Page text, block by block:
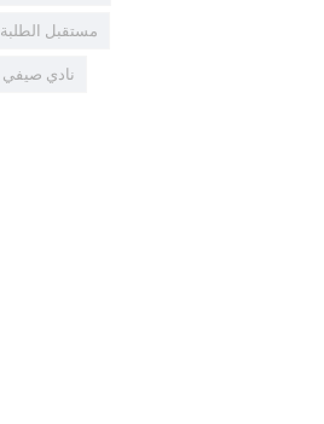
مستقبل الطلبة
نادي صيفي